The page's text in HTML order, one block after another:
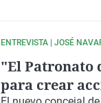
ENTREVISTA | JOSÉ
"El Patronato
para crear